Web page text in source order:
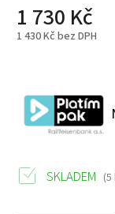
1 730 Kč
1 430 Kč bez DPH
SKLADEM (5